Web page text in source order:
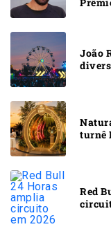
João
turnê
Red